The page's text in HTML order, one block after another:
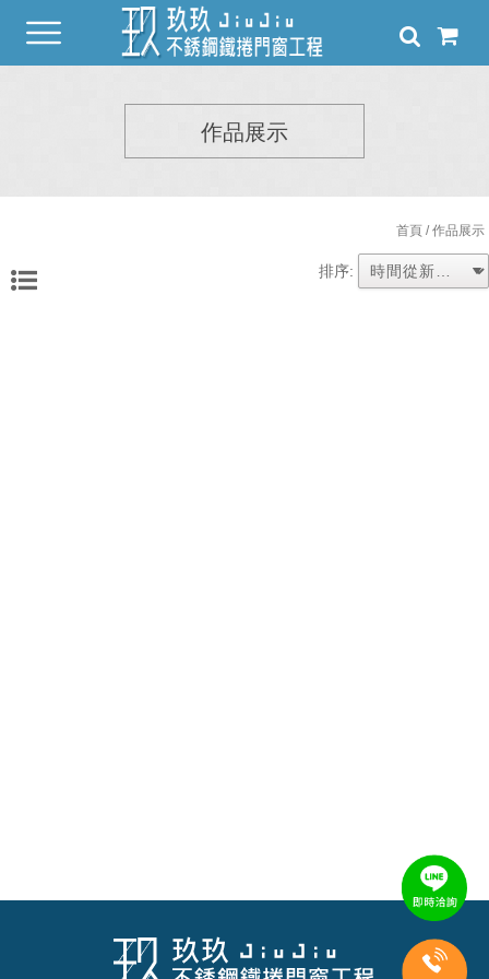
作品展示
首頁/ 作品展示
排序: